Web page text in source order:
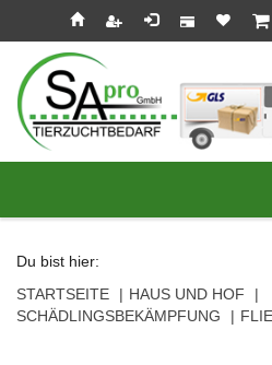
Seitenebreiche:
ist leer
Du bist hier:
STARTSEITE
HAUS UND HOF
SCHÄDLINGSBEKÄMPFUNG